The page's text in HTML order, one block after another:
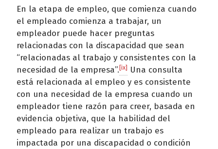
En la etapa de empleo, que comienza cuando
el empleado comienza a trabajar, un
empleador puede hacer preguntas
relacionadas con la discapacidad que sean
“relacionadas al trabajo y consistentes con la
necesidad de la empresa”. [ix] Una consulta
está relacionada al empleo y es consistente
con una necesidad de la empresa cuando un
empleador tiene razón para creer, basada en
evidencia objetiva, que la habilidad del
empleado para realizar un trabajo es
impactada por una discapacidad o condición